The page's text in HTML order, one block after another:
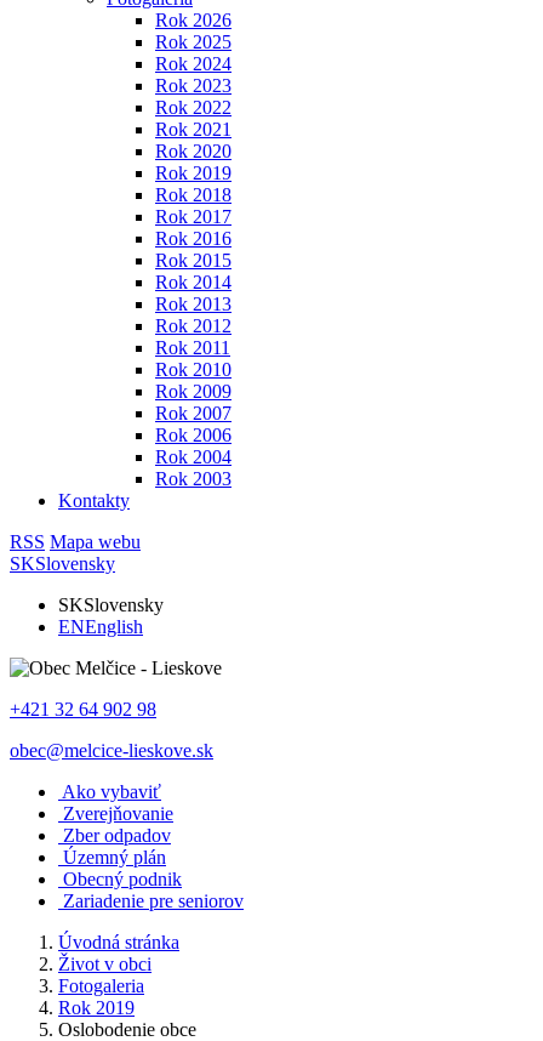
Rok 2026
Rok 2025
Rok 2024
Rok 2023
Rok 2022
Rok 2021
Rok 2020
Rok 2019
Rok 2018
Rok 2017
Rok 2016
Rok 2015
Rok 2014
Rok 2013
Rok 2012
Rok 2011
Rok 2010
Rok 2009
Rok 2007
Rok 2006
Rok 2004
Rok 2003
Kontakty
RSS Mapa webu
SKSlovensky
SKSlovensky
ENEnglish
+421 32 64 902 98
obec@melcice-lieskove.sk
Ako vybaviť
Zverejňovanie
Zber odpadov
Územný plán
Obecný podnik
Zariadenie pre seniorov
Úvodná stránka
Život v obci
Fotogaleria
Rok 2019
Oslobodenie obce